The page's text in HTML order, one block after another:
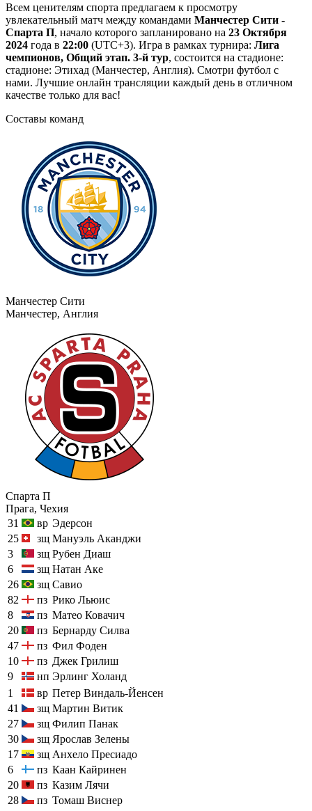
Всем ценителям спорта предлагаем к просмотру
увлекательный матч между командами Манчестер Сити -
Спарта П, начало которого запланировано на 23 Октября
2024 года в 22:00 (UTC+3). Игра в рамках турнира: Лига
чемпионов, Общий этап. 3-й тур, состоится на стадионе:
стадионе: Этихад (Манчестер, Англия). Смотри футбол с
нами. Лучшие онлайн трансляции каждый день в отличном
качестве только для вас!
Составы команд
Манчестер Сити
Манчестер, Англия
Спарта П
Прага, Чехия
31
вр Эдерсон
25
зщ Мануэль Аканджи
3
зщ Рубен Диаш
6
зщ Натан Аке
26
зщ Савио
82
пз Рико Льюис
8
пз Матео Ковачич
20
пз Бернарду Силва
47
пз Фил Фоден
10
пз Джек Грилиш
9
нп Эрлинг Холанд
1
вр Петер Виндаль-Йенсен
41
зщ Мартин Витик
27
зщ Филип Панак
30
зщ Ярослав Зелены
17
зщ Анхело Пресиадо
6
пз Каан Кайринен
20
пз Казим Лячи
28
пз Томаш Виснер